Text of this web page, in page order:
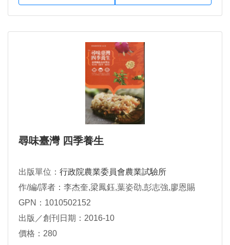
尋味臺灣 四季養生
出版單位： 行政院農業委員會農業試驗所
作/編/譯者：李杰奎,梁鳳鈺,葉姿劭,彭志強,廖恩賜
GPN：1010502152
出版／創刊日期：2016-10
價格：280